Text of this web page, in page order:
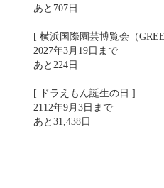
あと707日
[ 横浜国際園芸博覧会（
2027年3月19日まで
あと224日
[ ドラえもん誕生の日 ]
2112年9月3日まで
あと31,438日